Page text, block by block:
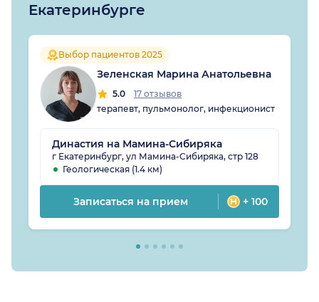
Екатеринбурге
Выбор пациентов 2025
Зеленская Марина Анатольевна
5.0
17 отзывов
терапевт, пульмонолог, инфекционист
Династия на Мамина-Сибиряка
г Екатеринбург, ул Мамина-Сибиряка, стр 128
Геологическая (1.4 км)
Записаться на прием + 100